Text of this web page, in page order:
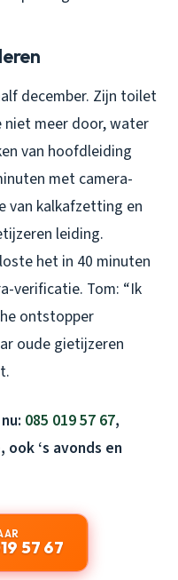
december. Zijn toilet
niet meer door, water
van hoofdleiding
met camera-
van kalkafzetting en
leiding.
het in 40 minuten
verificatie. Tom: “Ik
ontstopper
oude gietijzeren
085 019 57 67,
‘s avonds en
57 67